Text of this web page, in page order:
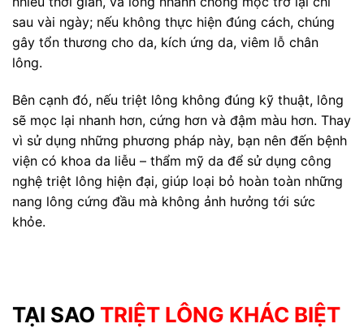
sau vài ngày; nếu không thực hiện đúng cách, chúng
gây tổn thương cho da, kích ứng da, viêm lỗ chân
lông.
Bên cạnh đó, nếu triệt lông không đúng kỹ thuật, lông
sẽ mọc lại nhanh hơn, cứng hơn và đậm màu hơn. Thay
vì sử dụng những phương pháp này, bạn nên đến bệnh
viện có khoa da liễu – thẩm mỹ da để sử dụng công
nghệ triệt lông hiện đại, giúp loại bỏ hoàn toàn những
nang lông cứng đầu mà không ảnh hưởng tới sức
khỏe.
TẠI SAO TRIỆT LÔNG KHÁC BIỆT